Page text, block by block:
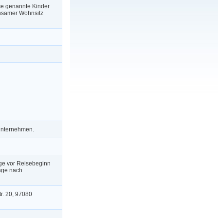
genannte Kinder
Wohnsitz
vor Reisebeginn
nach
20, 97080